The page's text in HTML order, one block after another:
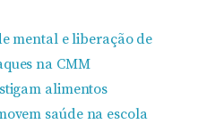
mental e liberação de
na CMM
alimentos
saúde na escola